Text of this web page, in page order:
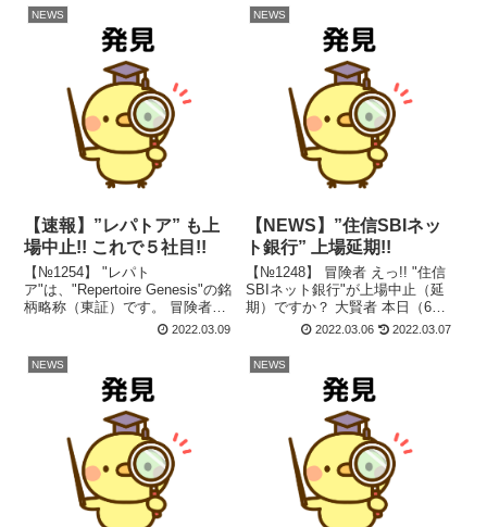
過去の市場別･上場中止は？
2017年から2022年直近までの上
場中止【39社】を市...
を発表しました。中止理由は
「昨今のウクライナ情勢や株式
市場の動向等諸般...
NEWS
【速報】”レパトア” も上
場中止!! これで５社目!!
【№1254】 "レパト
ア"は、"Repertoire Genesis"の銘
柄略称（東証）です。 冒険者
"レパトア"も上場中止。これ
市場の動向」が理由ですか？ 大
賢者 中止理由に、「地政学リス
ク」が追加され...
2022.03.09
NEWS
【NEWS】”住信SBIネッ
ト銀行” 上場延期!!
【№1248】 冒険者 えっ!! "住信
SBIネット銀行"が上場中止（延
期）ですか？ 大賢者 本日（6
日）の日本経済新聞（電子版）
証及び住信SBIネット銀行から発
表がありそうじゃ!! 3月6日 23時
2022.03.06 2022.03.07
NEWS NEWS